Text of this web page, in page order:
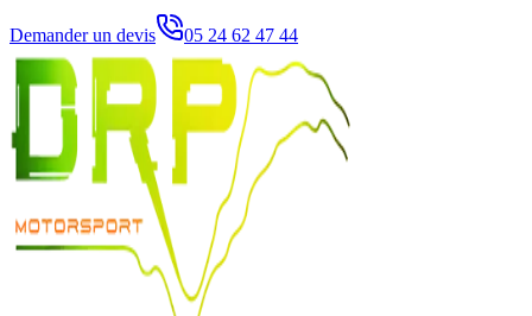
Demander un devis 05 24 62 47 44